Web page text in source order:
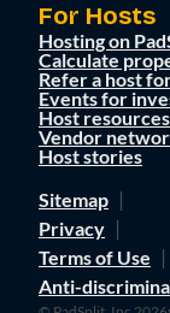
For Hosts
Hosting on
Calculate
Refer a host
Events for
Host
Vendor
Host stories
Sitemap
Privacy
Terms of Use
Anti-